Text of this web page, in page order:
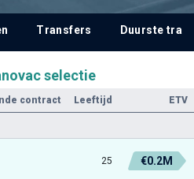
Transfers Duurste
selectie
contract Leeftijd ETV
25 €0.2M